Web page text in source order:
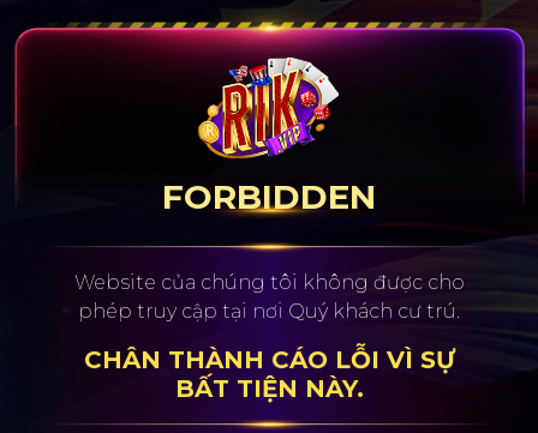
FORBIDDEN
Website của chúng tôi không được cho
phép truy cập tại nơi Quý khách cư trú.
CHÂN THÀNH CÁO LỖI VÌ SỰ
BẤT TIỆN NÀY.